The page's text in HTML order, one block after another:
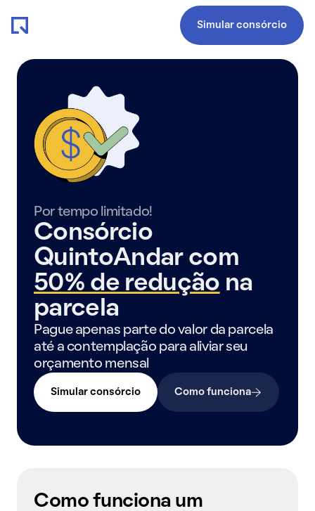
Simular consórcio
Por tempo limitado!
Consórcio
QuintoAndar com
50% de redução na
parcela
Pague apenas parte do valor da parcela
até a contemplação para aliviar seu
orçamento mensal
Simular consórcio Como funciona
Como funciona um